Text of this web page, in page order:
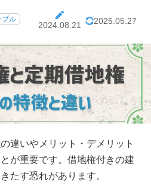
ブル
2024.08.21 2025.05.27
の違いやメリット・デメリット
が重要です。借地権付きの建
たす恐れがあります。